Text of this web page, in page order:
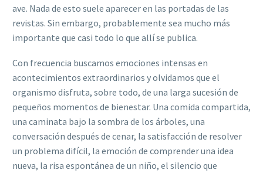
ave. Nada de esto suele aparecer en las portadas de las
revistas. Sin embargo, probablemente sea mucho más
importante que casi todo lo que allí se publica.
Con frecuencia buscamos emociones intensas en
acontecimientos extraordinarios y olvidamos que el
organismo disfruta, sobre todo, de una larga sucesión de
pequeños momentos de bienestar. Una comida compartida,
una caminata bajo la sombra de los árboles, una
conversación después de cenar, la satisfacción de resolver
un problema difícil, la emoción de comprender una idea
nueva, la risa espontánea de un niño, el silencio que